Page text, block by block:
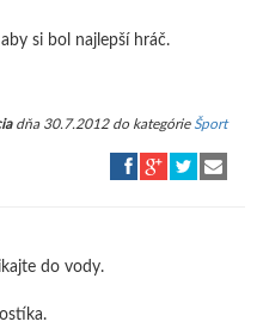
si bol najlepší hráč.
dňa 30.7.2012 do kategórie Šport
do vody.